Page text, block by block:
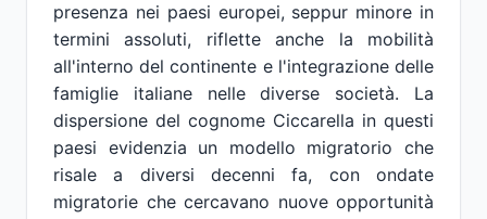
presenza nei paesi europei, seppur minore in
termini assoluti, riflette anche la mobilità
all'interno del continente e l'integrazione delle
famiglie italiane nelle diverse società. La
dispersione del cognome Ciccarella in questi
paesi evidenzia un modello migratorio che
risale a diversi decenni fa, con ondate
migratorie che cercavano nuove opportunità